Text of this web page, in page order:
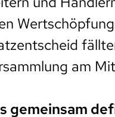
am
gemeinsam